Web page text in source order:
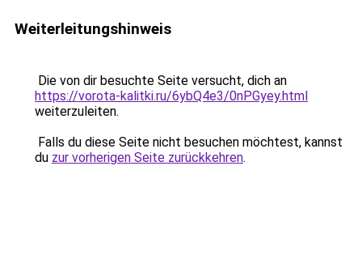
Weiterleitungshinweis
Die von dir besuchte Seite versucht, dich an
https://vorota-kalitki.ru/6ybQ4e3/0nPGyey.html
weiterzuleiten.
Falls du diese Seite nicht besuchen möchtest, kannst
du zur vorherigen Seite zurückkehren.